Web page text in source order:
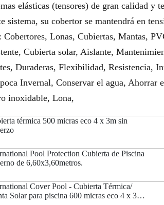
elásticas (tensores) de gran calidad y
sistema, su cobertor se mantendrá en
Cobertores, Lonas, Cubiertas, Mantas,
Cubierta solar, Aislante,
Duraderas, Flexibilidad, Resistencia,
Invernal, Conservar el agua, Ahorrar
inoxidable, Lona,
térmica 500 micras eco 4 x 3m sin
Pool Protection Cubierta de Piscina
de 6,60x3,60metros.
Cover Pool - Cubierta Térmica/
Solar para piscina 600 micras eco 4 x 3m